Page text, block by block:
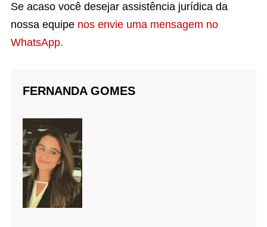
Se acaso você desejar assistência jurídica da
nossa equipe nos envie uma mensagem no
WhatsApp.
FERNANDA GOMES